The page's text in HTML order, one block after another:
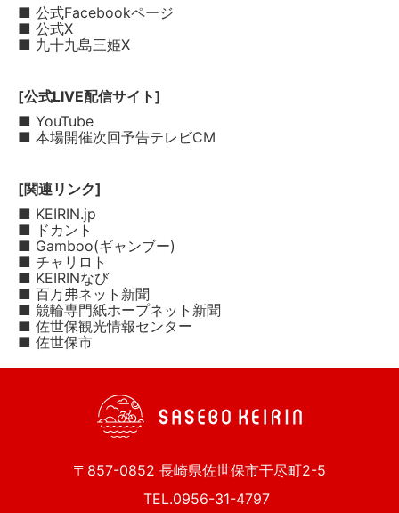
■ 公式Facebookページ
■ 公式X
■ 九十九島三姫X
[公式LIVE配信サイト]
■ YouTube
■ 本場開催次回予告テレビCM
[関連リンク]
■ KEIRIN.jp
■ ドカント
■ Gamboo(ギャンブー)
■ チャリロト
■ KEIRINなび
■ 百万弗ネット新聞
■ 競輪専門紙ホープネット新聞
■ 佐世保観光情報センター
■ 佐世保市
〒857-0852 長崎県佐世保市干尽町2-5
TEL.0956-31-4797